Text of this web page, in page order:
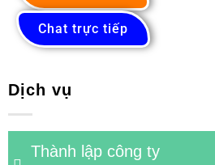
Chat trực tiếp
Dịch vụ
Thành lập công ty